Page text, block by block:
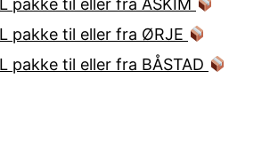
pakke til eller fra ASKIM
pakke til eller fra ØRJE
pakke til eller fra BÅSTAD